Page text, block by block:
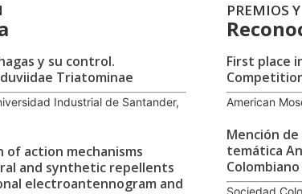
y su control.
Triatominae
Industrial de Santander,
action mechanisms
and synthetic repellents
electroantennogram and
PREMIOS Y
First place
American
Mención
temática
Sociedad